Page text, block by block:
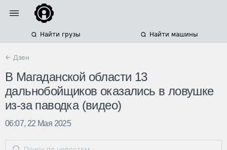
Найти грузы Найти машины
← Дзен
В Магаданской области 13
дальнобойщиков оказались в ловушке
из-за паводка (видео)
06:07, 22 Мая 2025